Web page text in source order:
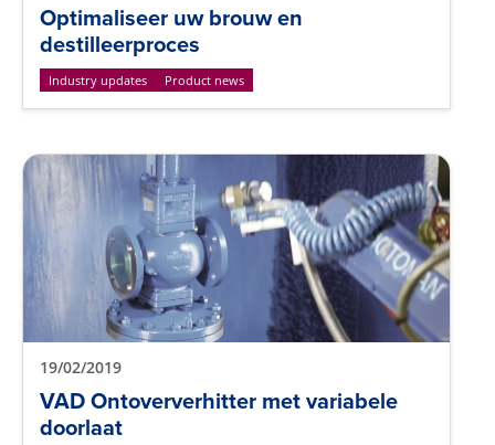
Optimaliseer uw brouw en
destilleerproces
Industry updates Product news
19/02/2019
VAD Ontoververhitter met variabele
doorlaat